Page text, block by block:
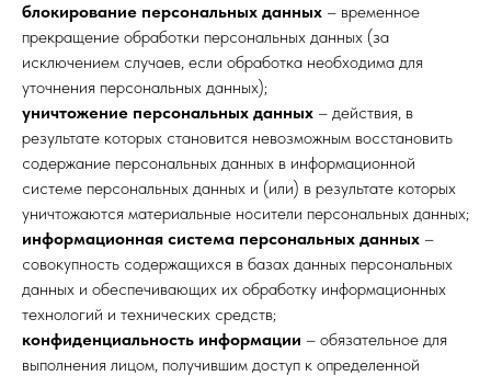
блокирование персональных данных – временное
прекращение обработки персональных данных (за
исключением случаев, если обработка необходима для
уточнения персональных данных);
уничтожение персональных данных – действия, в
результате которых становится невозможным восстановить
содержание персональных данных в информационной
системе персональных данных и (или) в результате которых
уничтожаются материальные носители персональных данных;
информационная система персональных данных –
совокупность содержащихся в базах данных персональных
данных и обеспечивающих их обработку информационных
технологий и технических средств;
конфиденциальность информации – обязательное для
выполнения лицом, получившим доступ к определенной